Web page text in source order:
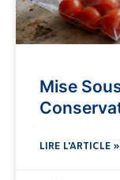
Mise
LIRE L'ARTICLE »